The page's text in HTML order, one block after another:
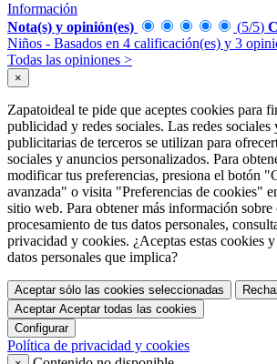
Información
Nota(s) y opinión(es)
(5/5)
Niños - Basados en 4 calificación(es) y 3
Todas las opiniones >
×
Zapatoideal te pide que aceptes cookies para
publicidad y redes sociales. Las redes sociales
publicitarias de terceros se utilizan para
sociales y anuncios personalizados. Para
modificar tus preferencias, presiona el botón
avanzada" o visita "Preferencias de cookies"
sitio web. Para obtener más información sobre
procesamiento de tus datos personales,
privacidad y cookies. ¿Aceptas estas cookies
datos personales que implica?
Aceptar sólo las cookies seleccionadas
Aceptar Aceptar todas las cookies
Configurar
Política de privacidad y cookies